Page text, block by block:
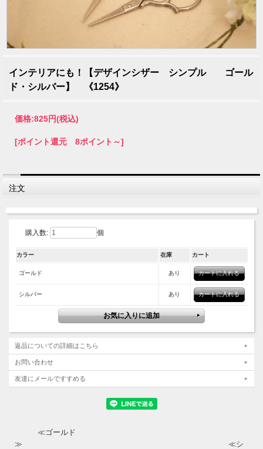
インテリアにも！【デザインシザー シンプル ゴール
ド・シルバー】 《1254》
価格:825円(税込)
[ポイント還元 8ポイント～]
注文
購入数: 個
カラー 在庫 カート
ゴールド あり
シルバー あり
返品についての詳細はこちら
お問い合わせ
友達にメールですすめる
≪ゴールド
≫ ≪シ